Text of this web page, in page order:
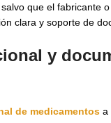
que el
clara y soporte de
y
de medicamentos a